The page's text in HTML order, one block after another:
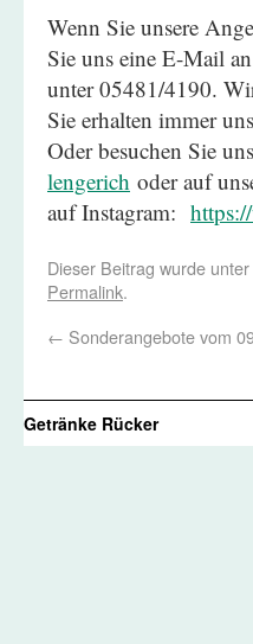
Wenn Sie unsere
Sie uns eine E-Mail an
unter 05481/4190.
Sie erhalten immer
Oder besuchen Sie
lengerich oder auf
auf Instagram:
Dieser Beitrag wurde unter
Permalink.
← Sonderangebote vom
Getränke Rücker